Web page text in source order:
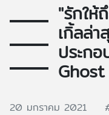
"รักให้
เกิ้ลล่
ประก
20 มกราคม 2021